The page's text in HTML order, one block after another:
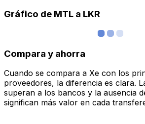
Gráfico de MTL a LKR
Compara y ahorra
Cuando se compara a Xe con los
proveedores, la diferencia es clara.
superan a los bancos y la ausencia
significan más valor en cada